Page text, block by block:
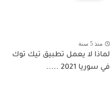
منذ 5 سنة
لماذا لا يعمل تطبيق تيك توك
في سوريا 2021 .....